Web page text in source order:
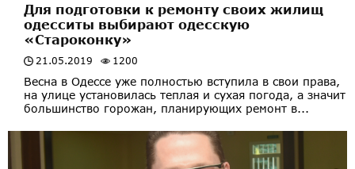
Для подготовки к ремонту своих жилищ
одесситы выбирают одесскую
«Староконку»
21.05.2019 1200
Весна в Одессе уже полностью вступила в свои права,
на улице установилась теплая и сухая погода, а значит
большинство горожан, планирующих ремонт в...